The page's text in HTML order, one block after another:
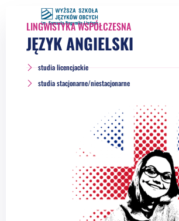
LINGWISTYKA WSPÓŁCZESNA
JĘZYK ANGIELSKI
studia licencjackie
studia stacjonarne/niestacjonarne